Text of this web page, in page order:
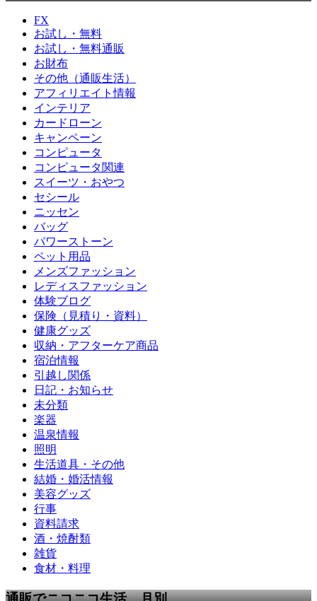
FX
お試し・無料
お試し・無料通販
お財布
その他（通販生活）
アフィリエイト情報
インテリア
カードローン
キャンペーン
コンピュータ
コンピュータ関連
スイーツ・おやつ
セシール
ニッセン
バッグ
パワーストーン
ペット用品
メンズファッション
レディスファッション
体験ブログ
保険（見積り・資料）
健康グッズ
収納・アフターケア商品
宿泊情報
引越し関係
日記・お知らせ
未分類
楽器
温泉情報
照明
生活道具・その他
結婚・婚活情報
美容グッズ
行事
資料請求
酒・焼酎類
雑貨
食材・料理